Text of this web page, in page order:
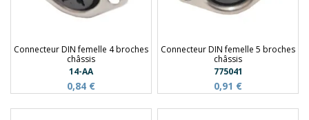
Connecteur DIN femelle 4 broches
châssis
14-AA
0,84 €
Connecteur DIN femelle 5 broches
châssis
775041
0,91 €